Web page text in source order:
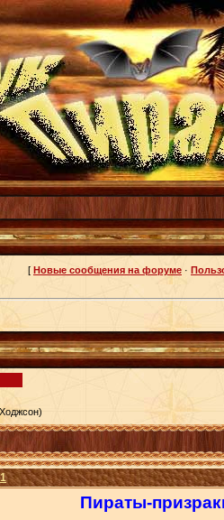
[ Новые сообщения на форуме ·
1
Пираты-